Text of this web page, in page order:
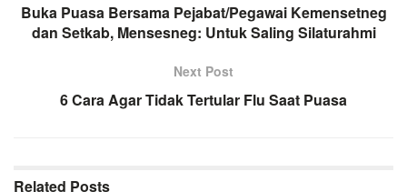
Buka Puasa Bersama Pejabat/Pegawai Kemensetneg
dan Setkab, Mensesneg: Untuk Saling Silaturahmi
Next Post
6 Cara Agar Tidak Tertular Flu Saat Puasa
Related Posts